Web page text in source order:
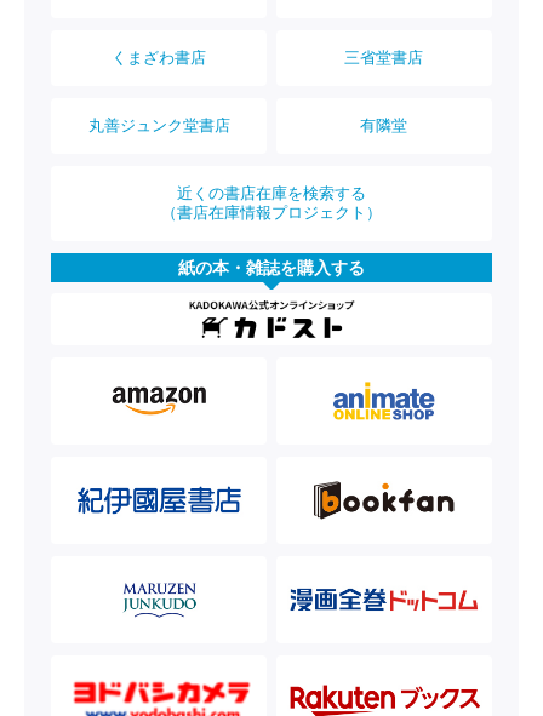
くまざわ書店 三省堂書店
丸善ジュンク堂書店 有隣堂
近くの書店在庫を検索する
（書店在庫情報プロジェクト）
紙の本・雑誌を購入する